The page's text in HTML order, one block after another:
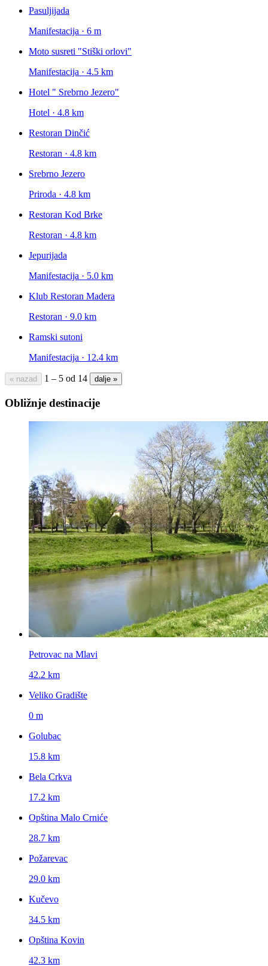
Pasuljijada
Manifestacija · 6 m
Moto susreti "Stiški orlovi"
Manifestacija · 4.5 km
Hotel " Srebrno Jezero"
Hotel · 4.8 km
Restoran Dinčić
Restoran · 4.8 km
Srebrno Jezero
Priroda · 4.8 km
Restoran Kod Brke
Restoran · 4.8 km
Jepurijada
Manifestacija · 5.0 km
Klub Restoran Madera
Restoran · 9.0 km
Ramski sutoni
Manifestacija · 12.4 km
« nazad 1 – 5 od 14 dalje »
Obližnje destinacije
Petrovac na Mlavi
42.2 km
Veliko Gradište
0 m
Golubac
15.8 km
Bela Crkva
17.2 km
Opština Malo Crniće
28.7 km
Požarevac
29.0 km
Kučevo
34.5 km
Opština Kovin
42.3 km